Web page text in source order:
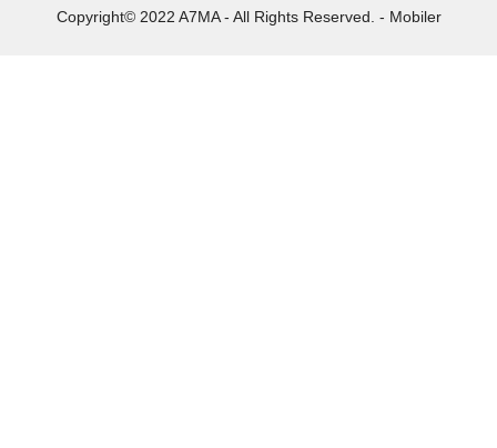
Copyright© 2022 A7MA - All Rights Reserved. - Mobiler